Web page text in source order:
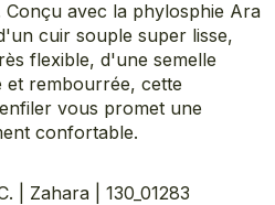
avec la phylosphie Ara
cuir souple super lisse,
flexible, d'une semelle
et rembourrée, cette
vous promet une
confortable.
| Zahara | 130_01283